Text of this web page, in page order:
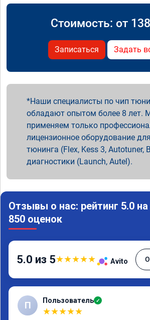
Стоимость: от
Записаться Задать
Наши специалисты по чип
обладают опытом более 8 лет.
применяем только
лицензионное оборудование
тюнинга (Flex, Kess 3, Autotuner,
диагностики (Launch, Autel).
Отзывы о нас: рейтинг 5.0
850 оценок
5.0 из 5★★★★★ Avito
П Пользователь ✓
★★★★★